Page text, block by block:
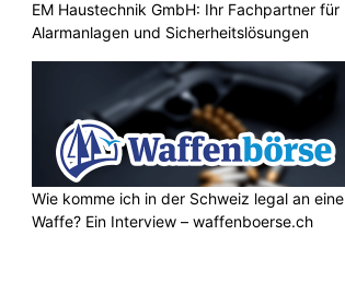
EM Haustechnik GmbH: Ihr Fachpartner für
Alarmanlagen und Sicherheitslösungen
Wie komme ich in der Schweiz legal an eine
Waffe? Ein Interview – waffenboerse.ch